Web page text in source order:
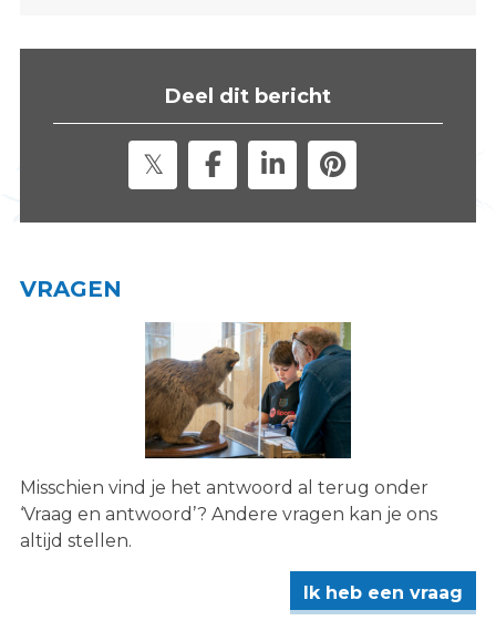
i
Deel dit bericht
VRAGEN
Misschien vind je het antwoord al terug onder
‘Vraag en antwoord’? Andere vragen kan je ons
altijd stellen.
Ik heb een vraag